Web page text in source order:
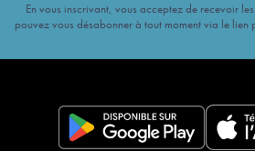
En vous inscrivant, vous acceptez de recevoir
pouvez vous désabonner à tout moment via le lien